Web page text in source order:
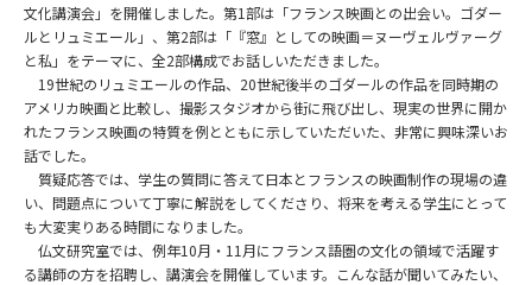
文化講演会」を開催しました。第1部は「フランス映画との出会い。ゴダー
ルとリュミエール」、第2部は「『窓』としての映画＝ヌーヴェルヴァーグ
と私」をテーマに、全2部構成でお話しいただきました。
19世紀のリュミエールの作品、20世紀後半のゴダールの作品を同時期の
アメリカ映画と比較し、撮影スタジオから街に飛び出し、現実の世界に開か
れたフランス映画の特質を例とともに示していただいた、非常に興味深いお
話でした。
質疑応答では、学生の質問に答えて日本とフランスの映画制作の現場の違
い、問題点について丁寧に解説をしてくださり、将来を考える学生にとって
も大変実りある時間になりました。
仏文研究室では、例年10月・11月にフランス語圏の文化の領域で活躍す
る講師の方を招聘し、講演会を開催しています。こんな話が聞いてみたい、